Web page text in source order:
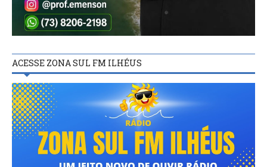
ACESSE ZONA SUL FM ILHÉUS